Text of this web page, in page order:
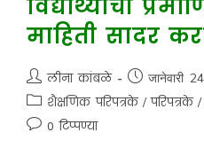
विद्यार्थ्यांची
माहिती सादर
लीना कांबळे जानेवारी
शैक्षणिक परिपत्रके / परिपत्रके /
0 टिप्पण्या